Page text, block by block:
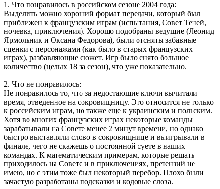
1. Что понравилось в российском сезоне 2004 года:
Выделить можно хороший формат передачи, который был
приближен к французским играм (испытания, Совет Теней,
ночевка, приключения). Хорошо подобраны ведущие (Леонид
Ярмольник и Оксана Федорова), были отсняты забавные
сценки с персонажами (как было в старых французских
играх), разбавляющие сюжет. Игр было снято большое
количество (целых 18 за сезон), что уже показательно.
2. Что не понравилось:
Не понравилось то, что за недостающие ключи вычитали
время, отведенное на сокровищницу. Это относится не только
к российским играм, но также еще к украинским и польским.
Хотя во многих французских играх некоторые команды
зарабатывали на Совете менее 2 минут времени, но однако
быстро выставляли слово в сокровищнице и выигрывали в
финале, чего не скажешь о постоянной суете в наших
командах. К математическим примерам, которые решать
приходилось на Совете и в приключениях, претензий не
имею, но с этим тоже был некоторый перебор. Плохо были
зачастую разработаны подсказки и кодовые слова.